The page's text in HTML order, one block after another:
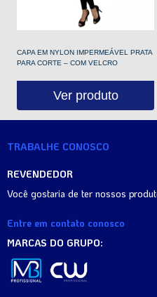
CAPA EM NYLON IMPERMEÁVEL PRATA
PARA CORTE – COM VELCRO
Ver produto
TRABALHE CONOSCO
REVENDEDOR
Você gostaria de ter nossos
Entre em contato conosco
MARCAS DO GRUPO: